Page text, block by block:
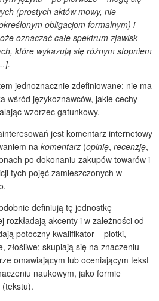
(prostych aktów mowy, nie
obligacjom formalnym) i –
oznaczać całe spektrum zjawisk
które wykazują się różnym stopniem
jednoznacznie zdefiniowane; nie ma
wśród językoznawców, jakie cechy
wzorzec gatunkowy.
jest komentarz internetowy
na komentarz (opinię, recenzję,
po dokonaniu zakupów towarów i
tych pojęć zamieszczonych w
definiują tę jednostkę
rozkładają akcenty i w zależności od
potoczny kwalifikator – plotki,
złośliwe; skupiają się na znaczeniu
omawiającym lub oceniającym tekst
naukowym, jako formie